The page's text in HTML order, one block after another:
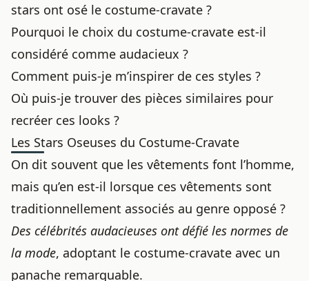
stars ont osé le costume-cravate ?
Pourquoi le choix du costume-cravate est-il
considéré comme audacieux ?
Comment puis-je m’inspirer de ces styles ?
Où puis-je trouver des pièces similaires pour
recréer ces looks ?
Les Stars Oseuses du Costume-Cravate
On dit souvent que les vêtements font l’homme,
mais qu’en est-il lorsque ces vêtements sont
traditionnellement associés au genre opposé ?
Des célébrités audacieuses ont défié les normes de
la mode, adoptant le costume-cravate avec un
panache remarquable.